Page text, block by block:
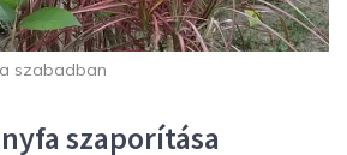
szabadban
szaporítása